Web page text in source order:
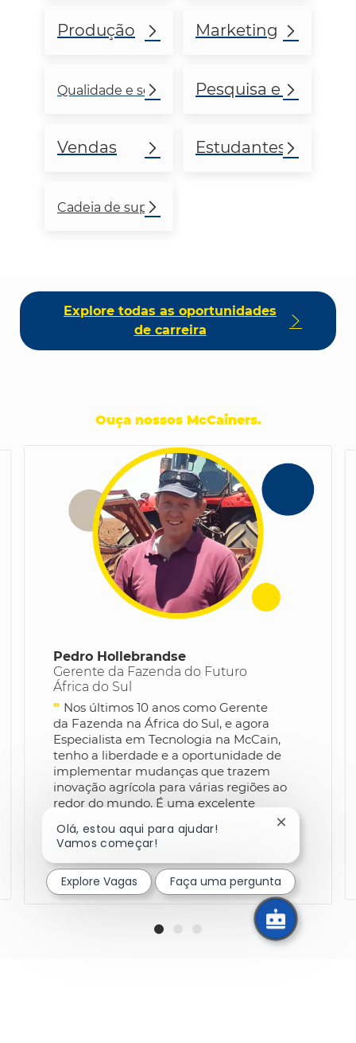
Produção Marketing
Qualidade e segurança alimentar
Pesquisa e
Vendas Estudantes e
Cadeia de suprimentos e logística
Explore todas as oportunidades
de carreira
Ouça nossos McCainers.
Pedro Hollebrandse
Gerente da Fazenda do Futuro
África do Sul
" Nos últimos 10 anos como Gerente
da Fazenda na África do Sul, e agora
Especialista em Tecnologia na McCain,
tenho a liberdade e a oportunidade de
implementar mudanças que trazem
inovação agrícola para várias regiões ao
redor do mundo. É uma excelente
habilidades e interesses
para implementar melhorias reais.
Olá, estou aqui para ajudar!
Vamos começar!
Fechar
Explore Vagas Faça uma pergunta